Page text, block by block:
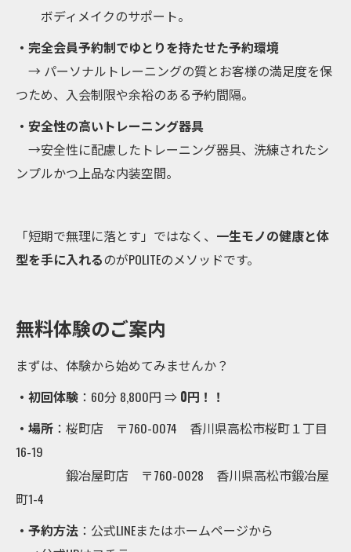
ボディメイクのサポート。
・完全会員予約制でゆとりを持たせた予約環境
→ パーソナルトレーニングの質とお客様の満足度を保
つため、入会制限や余裕のある予約間隔。
・安全性の高いトレーニング器具
→安全性に配慮したトレーニング器具、洗練されたシ
ンプルかつ上品な内装空間。
「短期で無理に落とす」ではなく、 一生モノの健康と体
型を手に入れるのがPOLITEのメソッドです。
無料体験のご案内
まずは、体験から始めてみませんか？
・初回体験 ：60分 8,800円 ⇒ 0円！！
・場所 ：桜町店 〒760-0074 香川県高松市桜町１丁目
16-19
鍛冶屋町店 〒760-0028 香川県高松市鍛冶屋
町1-4
・予約方法 ：公式LINEまたはホームページから